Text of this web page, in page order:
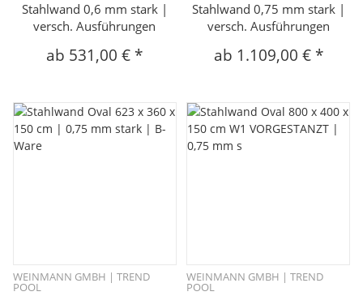
Stahlwand 0,6 mm stark |
versch. Ausführungen
ab 531,00 € *
Stahlwand 0,75 mm stark |
versch. Ausführungen
ab 1.109,00 € *
WEINMANN GMBH | TREND
POOL
WEINMANN GMBH | TREND
POOL